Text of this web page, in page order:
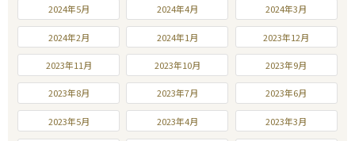
2024年5月 2024年4月 2024年3月
2024年2月 2024年1月 2023年12月
2023年11月 2023年10月 2023年9月
2023年8月 2023年7月 2023年6月
2023年5月 2023年4月 2023年3月